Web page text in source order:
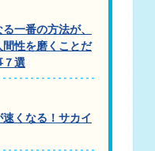
一番の方法が、
性を磨くことだ
７選
くなる！サカイ